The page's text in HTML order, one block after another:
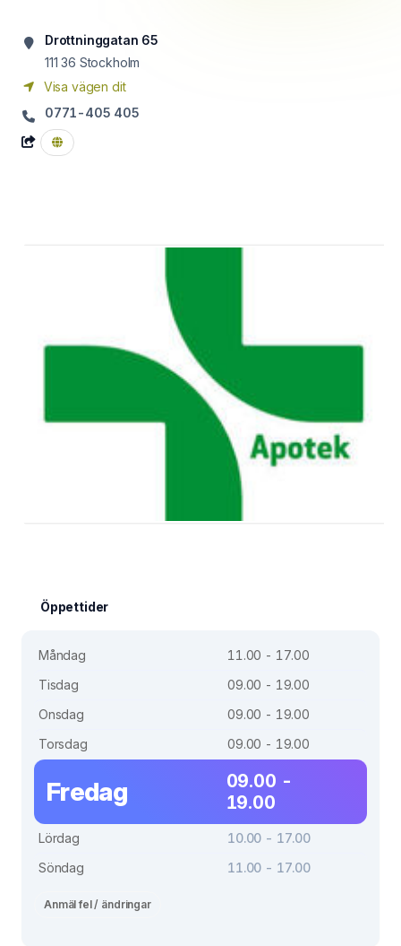
Drottninggatan 65
111 36 Stockholm
Visa vägen dit
0771-405 405
Öppettider
Måndag
11.00 - 17.00
Tisdag
09.00 - 19.00
Onsdag
09.00 - 19.00
Torsdag
09.00 - 19.00
Fredag
09.00 -
19.00
Lördag
10.00 - 17.00
Söndag
11.00 - 17.00
Anmäl fel / ändringar